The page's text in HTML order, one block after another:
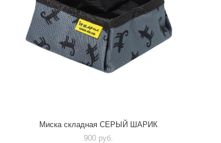
Миска складная СЕРЫЙ ШАРИК
900 pуб.